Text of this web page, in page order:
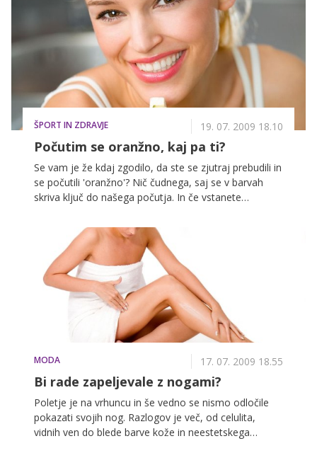
ŠPORT IN ZDRAVJE 19. 07. 2009 18.10
Počutim se oranžno, kaj pa ti?
Se vam je že kdaj zgodilo, da ste se zjutraj prebudili in
se počutili 'oranžno'? Nič čudnega, saj se v barvah
skriva ključ do našega počutja. In če vstanete
MODA 17. 07. 2009 18.55
Bi rade zapeljevale z nogami?
Poletje je na vrhuncu in še vedno se nismo odločile
pokazati svojih nog. Razlogov je več, od celulita,
vidnih ven do blede barve kože in neestetskega